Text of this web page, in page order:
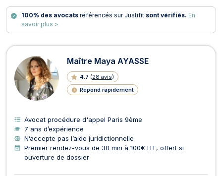
100% des avocatsréférencés sur Justifit sont vérifiés. En
savoir plus >
Avocats en procédure d'appel à
Maître Maya AYASSE
4.7 (28 avis)
Répond rapidement
Avocat procédure d'appel Paris 9ème
7 ans d’expérience
N’accepte pas l’aide juridictionnelle
Premier rendez-vous de 30 min à 100€ HT, offert si
ouverture de dossier